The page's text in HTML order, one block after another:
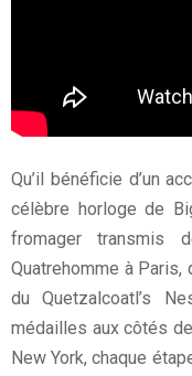
Qu’il bénéficie d’un
célèbre horloge de
fromager transmis
Quatrehomme à Paris,
du Quetzalcoatl’s
médailles aux côtés
New York, chaque